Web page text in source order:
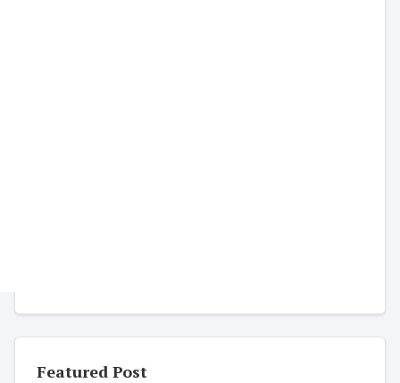
Featured Post